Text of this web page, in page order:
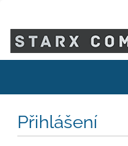
Přihlášení